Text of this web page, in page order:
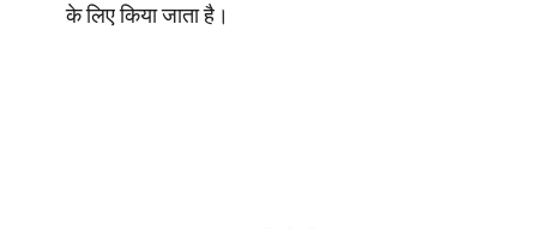
के लिए किया जाता है।